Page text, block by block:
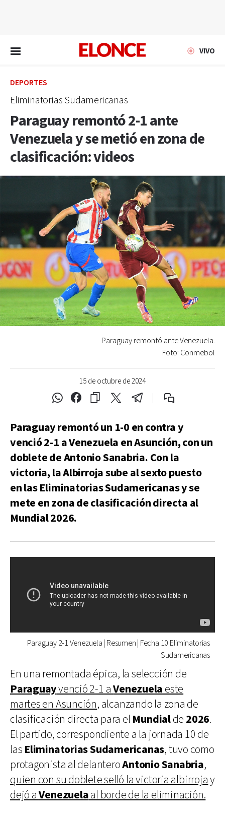
VIVO
DEPORTES
Eliminatorias Sudamericanas
Paraguay remontó 2-1 ante
Venezuela y se metió en zona de
clasificación: videos
15 de octubre de 2024
Paraguay remontó ante Venezuela.
Foto: Conmebol
Paraguay remontó un 1-0 en contra y
venció 2-1 a Venezuela en Asunción, con un
doblete de Antonio Sanabria. Con la
victoria, la Albirroja sube al sexto puesto
en las Eliminatorias Sudamericanas y se
mete en zona de clasificación directa al
Mundial 2026.
Paraguay 2-1 Venezuela | Resumen | Fecha 10 Eliminatorias
Sudamericanas
En una remontada épica, la selección de
Paraguayvenció 2-1 aVenezuela este
martes en Asunción, alcanzando la zona de
clasificación directa para el Mundialde 2026.
El partido, correspondiente a la jornada 10 de
las Eliminatorias Sudamericanas, tuvo como
protagonista al delanteroAntonio Sanabria,
quien con su doblete selló la victoria albirrojay
dejó aVenezuelaal borde de la eliminación.